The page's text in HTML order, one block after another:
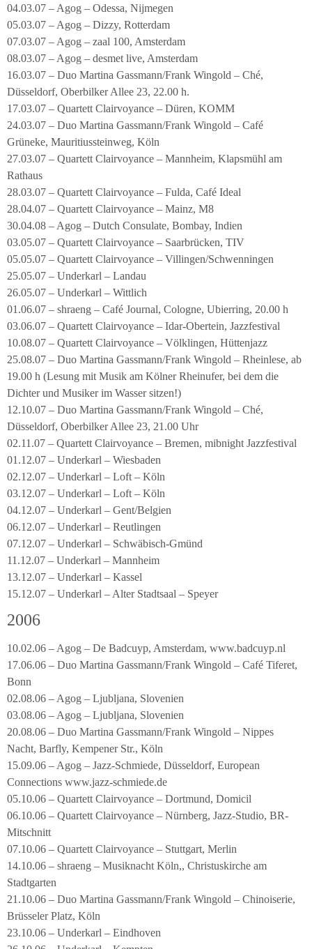
04.03.07 – Agog – Odessa, Nijmegen
05.03.07 – Agog – Dizzy, Rotterdam
07.03.07 – Agog – zaal 100, Amsterdam
08.03.07 – Agog – desmet live, Amsterdam
16.03.07 – Duo Martina Gassmann/Frank Wingold – Ché,
Düsseldorf, Oberbilker Allee 23, 22.00 h.
17.03.07 – Quartett Clairvoyance – Düren, KOMM
24.03.07 – Duo Martina Gassmann/Frank Wingold – Café
Grüneke, Mauritiussteinweg, Köln
27.03.07 – Quartett Clairvoyance – Mannheim, Klapsmühl am
Rathaus
28.03.07 – Quartett Clairvoyance – Fulda, Café Ideal
28.04.07 – Quartett Clairvoyance – Mainz, M8
30.04.08 – Agog – Dutch Consulate, Bombay, Indien
03.05.07 – Quartett Clairvoyance – Saarbrücken, TIV
05.05.07 – Quartett Clairvoyance – Villingen/Schwenningen
25.05.07 – Underkarl – Landau
26.05.07 – Underkarl – Wittlich
01.06.07 – shraeng – Café Journal, Cologne, Ubierring, 20.00 h
03.06.07 – Quartett Clairvoyance – Idar-Obertein, Jazzfestival
10.08.07 – Quartett Clairvoyance – Völklingen, Hüttenjazz
25.08.07 – Duo Martina Gassmann/Frank Wingold – Rheinlese, ab
19.00 h (Lesung mit Musik am Kölner Rheinufer, bei dem die
Dichter und Musiker im Wasser sitzen!)
12.10.07 – Duo Martina Gassmann/Frank Wingold – Ché,
Düsseldorf, Oberbilker Allee 23, 21.00 Uhr
02.11.07 – Quartett Clairvoyance – Bremen, mibnight Jazzfestival
01.12.07 – Underkarl – Wiesbaden
02.12.07 – Underkarl – Loft – Köln
03.12.07 – Underkarl – Loft – Köln
04.12.07 – Underkarl – Gent/Belgien
06.12.07 – Underkarl – Reutlingen
07.12.07 – Underkarl – Schwäbisch-Gmünd
11.12.07 – Underkarl – Mannheim
13.12.07 – Underkarl – Kassel
15.12.07 – Underkarl – Alter Stadtsaal – Speyer
2006
10.02.06 – Agog – De Badcuyp, Amsterdam, www.badcuyp.nl
17.06.06 – Duo Martina Gassmann/Frank Wingold – Café Tiferet,
Bonn
02.08.06 – Agog – Ljubljana, Slovenien
03.08.06 – Agog – Ljubljana, Slovenien
20.08.06 – Duo Martina Gassmann/Frank Wingold – Nippes
Nacht, Barfly, Kempener Str., Köln
15.09.06 – Agog – Jazz-Schmiede, Düsseldorf, European
Connections www.jazz-schmiede.de
05.10.06 – Quartett Clairvoyance – Dortmund, Domicil
06.10.06 – Quartett Clairvoyance – Nürnberg, Jazz-Studio, BR-
Mitschnitt
07.10.06 – Quartett Clairvoyance – Stuttgart, Merlin
14.10.06 – shraeng – Musiknacht Köln,, Christuskirche am
Stadtgarten
21.10.06 – Duo Martina Gassmann/Frank Wingold – Chinoiserie,
Brüsseler Platz, Köln
23.10.06 – Underkarl – Eindhoven